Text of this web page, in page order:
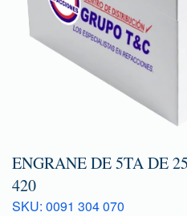
ENGRANE DE 5TA DE
420
SKU: 0091 304 070